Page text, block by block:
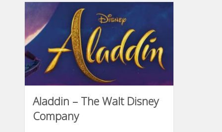
Aladdin – The Walt Disney
Company